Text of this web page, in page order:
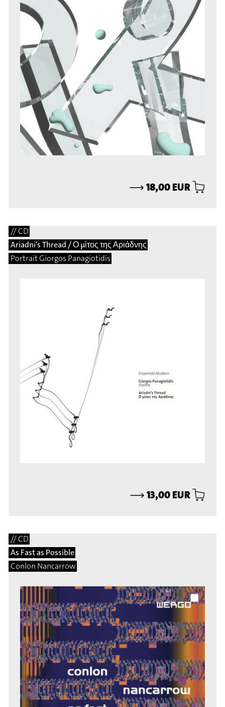
⟶18,00 EUR
// CD
Ariadni’s Thread / Ο μίτος της Αριάδνης
Portrait Giorgos Panagiotidis
⟶13,00 EUR
// CD
As Fast as Possible
Conlon Nancarrow